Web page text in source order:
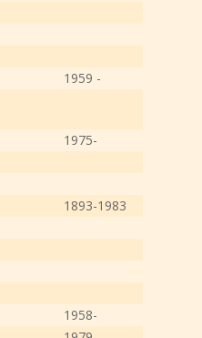
1959 -
1975-
1893-1983
1958-